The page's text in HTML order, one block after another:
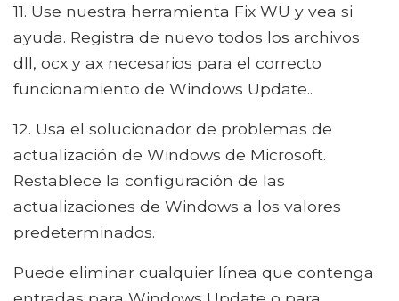
11. Use nuestra herramienta Fix WU y vea si
ayuda. Registra de nuevo todos los archivos
dll, ocx y ax necesarios para el correcto
funcionamiento de Windows Update..
12. Usa el solucionador de problemas de
actualización de Windows de Microsoft.
Restablece la configuración de las
actualizaciones de Windows a los valores
predeterminados.
Puede eliminar cualquier línea que contenga